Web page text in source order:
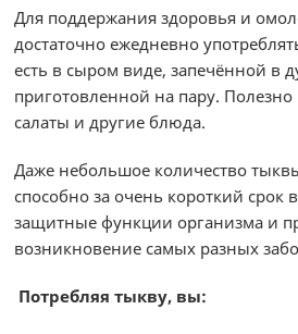
Для поддержания здоровья и
достаточно ежедневно
есть в сыром виде, запечённой в
приготовленной на пару. Полезно
салаты и другие блюда.
Даже небольшое количество
способно за очень короткий срок
защитные функции организма и
возникновение самых разных
Потребляя тыкву, вы: